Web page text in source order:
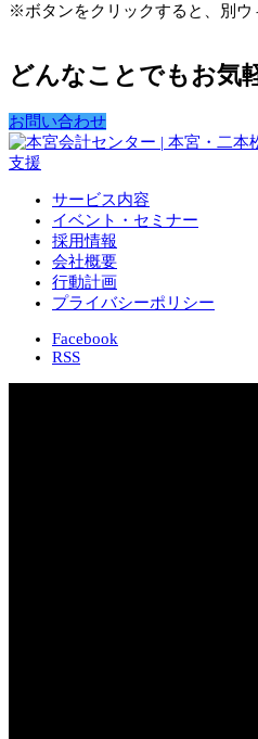
※ボタンをクリックすると、別ウ
どんなことでもお気
お問い合わせ
サービス内容
イベント・セミナー
採用情報
会社概要
行動計画
プライバシーポリシー
Facebook
RSS